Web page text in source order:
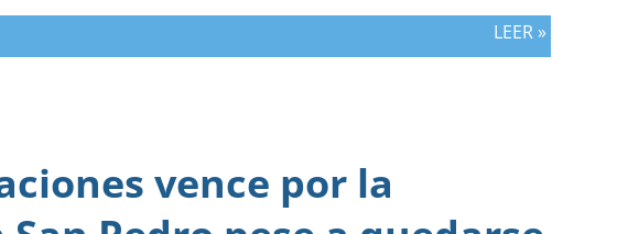
LEER »
vence por la